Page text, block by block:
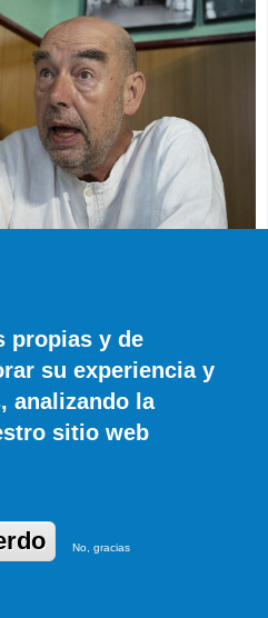
no tienen que ver con
del imperio? O bien
capitalismo en
propias y de
su experiencia y
analizando la
sitio web
No, gracias